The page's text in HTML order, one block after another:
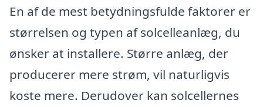
En af de mest betydningsfulde faktorer er
størrelsen og typen af solcelleanlæg, du
ønsker at installere. Større anlæg, der
producerer mere strøm, vil naturligvis
koste mere. Derudover kan solcellernes